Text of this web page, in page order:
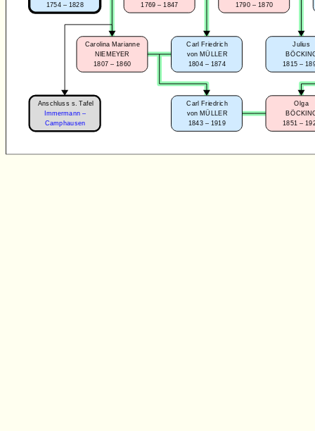
1790 – 1870
Julius
1815 –
Olga
1851 –
Carl Friedrich
von MÜLLER
1843 – 1919
Carl Friedrich
von MÜLLER
1804 – 1874
Carolina Marianne
NIEMEYER
1807 – 1860
1754 – 1828 1769 – 1847
Anschluss s. Tafel
Immermann –
Camphausen